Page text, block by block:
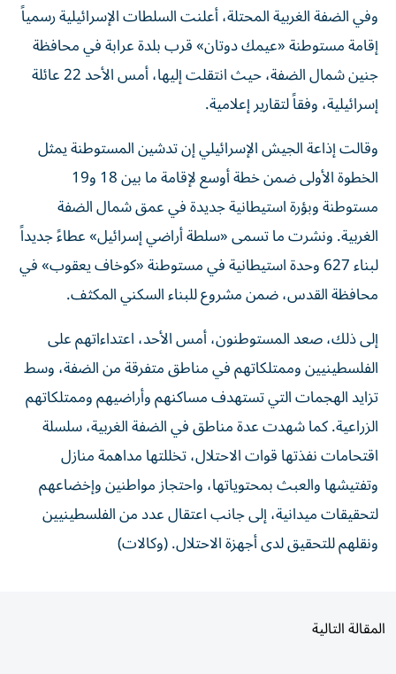
وفي الضفة الغربية المحتلة، أعلنت السلطات الإسرائيلية رسمياً
إقامة مستوطنة «عيمك دوتان» قرب بلدة عرابة في محافظة
جنين شمال الضفة، حيث انتقلت إليها، أمس الأحد 22 عائلة
إسرائيلية، وفقاً لتقارير إعلامية.
وقالت إذاعة الجيش الإسرائيلي إن تدشين المستوطنة يمثل
الخطوة الأولى ضمن خطة أوسع لإقامة ما بين 18 و19
مستوطنة وبؤرة استيطانية جديدة في عمق شمال الضفة
الغربية. ونشرت ما تسمى «سلطة أراضي إسرائيل» عطاءً جديداً
لبناء 627 وحدة استيطانية في مستوطنة «كوخاف يعقوب» في
محافظة القدس، ضمن مشروع للبناء السكني المكثف.
إلى ذلك، صعد المستوطنون، أمس الأحد، اعتداءاتهم على
الفلسطينيين وممتلكاتهم في مناطق متفرقة من الضفة، وسط
تزايد الهجمات التي تستهدف مساكنهم وأراضيهم وممتلكاتهم
الزراعية. كما شهدت عدة مناطق في الضفة الغربية، سلسلة
اقتحامات نفذتها قوات الاحتلال، تخللتها مداهمة منازل
وتفتيشها والعبث بمحتوياتها، واحتجاز مواطنين وإخضاعهم
لتحقيقات ميدانية، إلى جانب اعتقال عدد من الفلسطينيين
ونقلهم للتحقيق لدى أجهزة الاحتلال. (وكالات)
المقالة التالية